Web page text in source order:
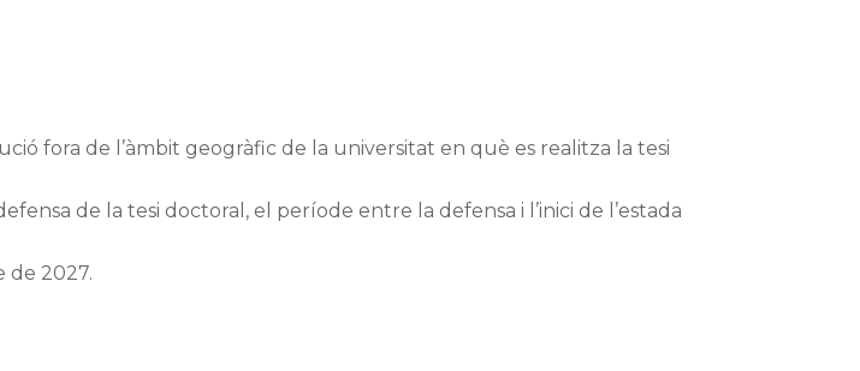
fora de l’àmbit geogràfic de la universitat en què es realitza la tesi
de la tesi doctoral, el període entre la defensa i l’inici de l’estada
de 2027.